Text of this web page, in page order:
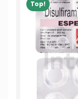
Top!